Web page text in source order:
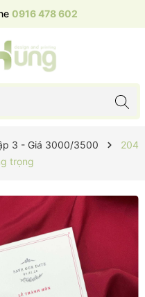
0916 478 602
3 - Giá 3000/3500
204
trọng